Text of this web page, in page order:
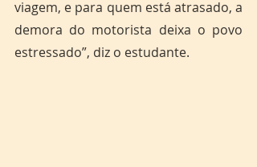
viagem, e para quem está atrasado, a
demora do motorista deixa o povo
estressado”, diz o estudante.